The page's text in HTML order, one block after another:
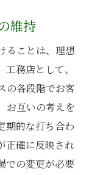
維持
ることは、理想
務店として、
の各段階でお客
お互いの考えを
期的な打ち合わ
正確に反映され
での変更が必要